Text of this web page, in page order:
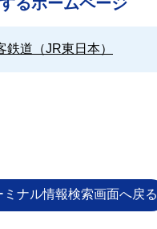
鉄道（JR東日本）
ミナル情報検索画面へ戻る